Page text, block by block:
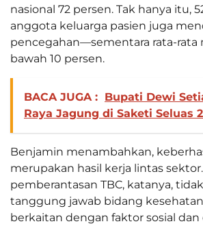
nasional 72 persen. Tak hanya itu,
anggota keluarga pasien juga
pencegahan—sementara rata-rata
bawah 10 persen.
BACA JUGA : Bupati Dewi
Raya Jagung di Saketi Seluas
Benjamin menambahkan,
merupakan hasil kerja lintas
pemberantasan TBC, katanya,
tanggung jawab bidang
berkaitan dengan faktor sosial